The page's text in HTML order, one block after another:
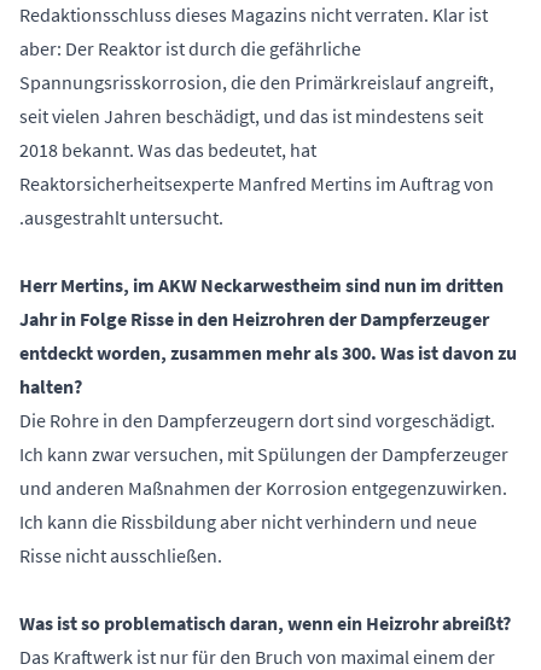
Redaktionsschluss dieses Magazins nicht verraten. Klar ist
aber: Der Reaktor ist durch die gefährliche
Spannungsrisskorrosion, die den Primärkreislauf angreift,
seit vielen Jahren beschädigt, und das ist mindestens seit
2018 bekannt. Was das bedeutet, hat
Reaktorsicherheitsexperte Manfred Mertins im Auftrag von
.ausgestrahlt untersucht.
Herr Mertins, im AKW Neckarwestheim sind nun im dritten
Jahr in Folge Risse in den Heizrohren der Dampferzeuger
entdeckt worden, zusammen mehr als 300. Was ist davon zu
halten?
Die Rohre in den Dampferzeugern dort sind vorgeschädigt.
Ich kann zwar versuchen, mit Spülungen der Dampferzeuger
und anderen Maßnahmen der Korrosion entgegenzuwirken.
Ich kann die Rissbildung aber nicht verhindern und neue
Risse nicht ausschließen.
Was ist so problematisch daran, wenn ein Heizrohr abreißt?
Das Kraftwerk ist nur für den Bruch von maximal einem der